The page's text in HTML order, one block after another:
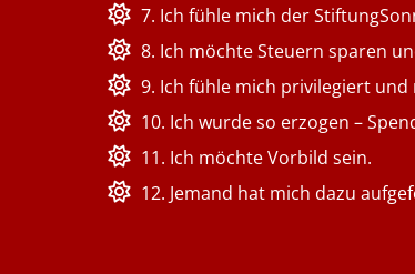
7. Ich fühle mich der
8. Ich möchte Steuern sparen
9. Ich fühle mich privilegiert
10. Ich wurde so erzogen –
11. Ich möchte Vorbild sein.
12. Jemand hat mich dazu